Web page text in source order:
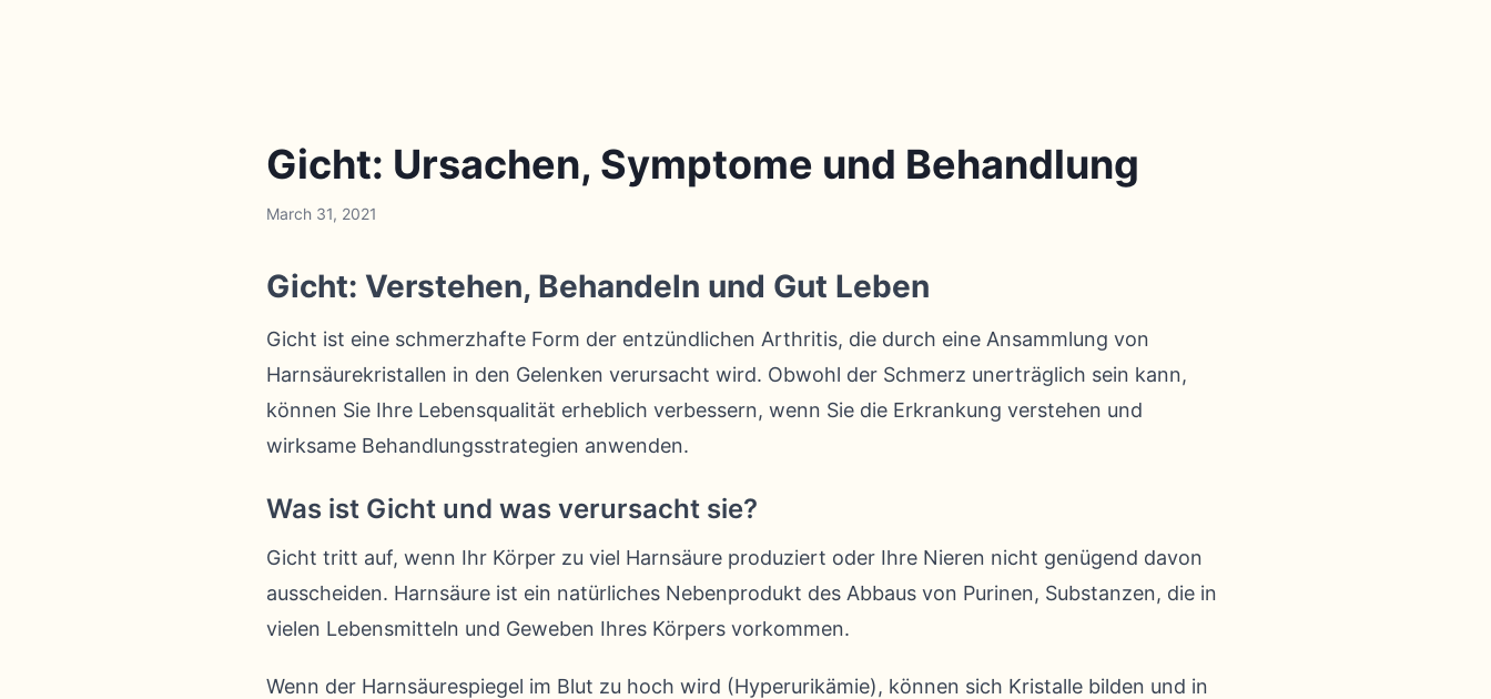
Gicht: Ursachen, Symptome und Behandlung
March 31, 2021
Gicht: Verstehen, Behandeln und Gut Leben
Gicht ist eine schmerzhafte Form der entzündlichen Arthritis, die durch eine Ansammlung von
Harnsäurekristallen in den Gelenken verursacht wird. Obwohl der Schmerz unerträglich sein kann,
können Sie Ihre Lebensqualität erheblich verbessern, wenn Sie die Erkrankung verstehen und
wirksame Behandlungsstrategien anwenden.
Was ist Gicht und was verursacht sie?
Gicht tritt auf, wenn Ihr Körper zu viel Harnsäure produziert oder Ihre Nieren nicht genügend davon
ausscheiden. Harnsäure ist ein natürliches Nebenprodukt des Abbaus von Purinen, Substanzen, die in
vielen Lebensmitteln und Geweben Ihres Körpers vorkommen.
Wenn der Harnsäurespiegel im Blut zu hoch wird (Hyperurikämie), können sich Kristalle bilden und in